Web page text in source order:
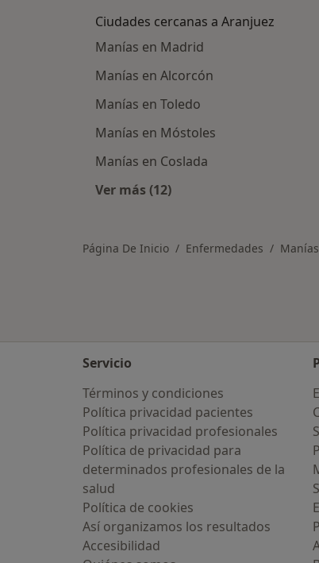
Ciudades cercanas a Aranjuez
Manías en Madrid
Manías en Alcorcón
Manías en Toledo
Manías en Móstoles
Manías en Coslada
Ver más (12)
Página De Inicio Enfermedades Manías
Servicio
Términos y condiciones
Política privacidad pacientes
Política privacidad profesionales
Política de privacidad para
determinados profesionales de la
salud
Política de cookies
Así organizamos los resultados
Accesibilidad
vez has usado una app o
de IA para hablar sobre un
o psicológico?